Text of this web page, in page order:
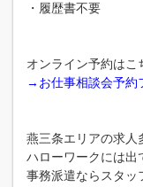
・履歴書不要
オンライン予約はこ
→お仕事相談会予約
燕三条エリアの求人
ハローワークには出
事務派遣ならスタッ